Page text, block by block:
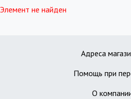
Элемент не найден
Адреса
Помощь при
О